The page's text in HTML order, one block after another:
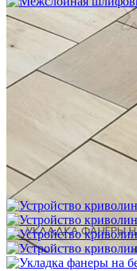
Межслойная шлифовка
1 200 ₽